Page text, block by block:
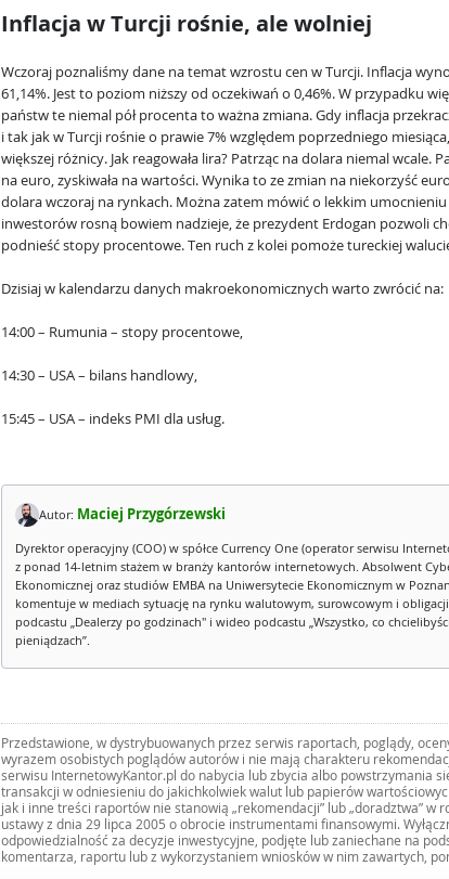
Inflacja w Turcji rośnie, ale wolniej
Wczoraj poznaliśmy dane na temat wzrostu cen w Turcji. Inflacja
61,14%. Jest to poziom niższy od oczekiwań o 0,46%. W przypadku
państw te niemal pół procenta to ważna zmiana. Gdy inflacja
i tak jak w Turcji rośnie o prawie 7% względem poprzedniego
większej różnicy. Jak reagowała lira? Patrząc na dolara niemal wcale.
na euro, zyskiwała na wartości. Wynika to ze zmian na niekorzyść
dolara wczoraj na rynkach. Można zatem mówić o lekkim
inwestorów rosną bowiem nadzieje, że prezydent Erdogan pozwoli
podnieść stopy procentowe. Ten ruch z kolei pomoże tureckiej
Dzisiaj w kalendarzu danych makroekonomicznych warto zwrócić na:
14:00 – Rumunia – stopy procentowe,
14:30 – USA – bilans handlowy,
15:45 – USA – indeks PMI dla usług.
Autor: Maciej Przygórzewski
Dyrektor operacyjny (COO) w spółce Currency One (operator serwisu
z ponad 14-letnim stażem w branży kantorów internetowych. Absolwent
Ekonomicznej oraz studiów EMBA na Uniwersytecie Ekonomicznym w
komentuje w mediach sytuację na rynku walutowym, surowcowym i
podcastu „Dealerzy po godzinach" i wideo podcastu „Wszystko, co
pieniądzach”.
Przedstawione, w dystrybuowanych przez serwis raportach, poglądy,
wyrazem osobistych poglądów autorów i nie mają charakteru
serwisu InternetowyKantor.pl do nabycia lub zbycia albo powstrzymania
transakcji w odniesieniu do jakichkolwiek walut lub papierów
jak i inne treści raportów nie stanowią „rekomendacji” lub „doradztwa” w
ustawy z dnia 29 lipca 2005 o obrocie instrumentami finansowymi.
odpowiedzialność za decyzje inwestycyjne, podjęte lub zaniechane na
komentarza, raportu lub z wykorzystaniem wniosków w nim zawartych,